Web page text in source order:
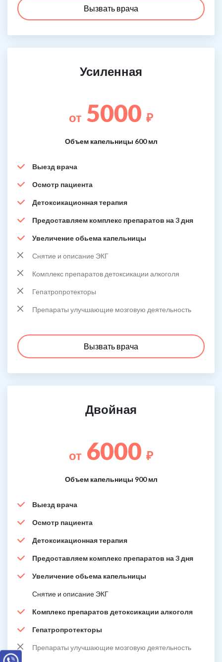
Вызвать врача
Усиленная
от 5000 ₽
Объем капельницы 600 мл
Выезд врача
Осмотр пациента
Детоксикационная терапия
Предоставляем комплекс препаратов на 3 дня
Увеличение обьема капельницы
Снятие и описание ЭКГ
Комплекс препаратов детоксикации алкоголя
Гепатропротекторы
Препараты улучшающие мозговую деятельность
Вызвать врача
Двойная
от 6000 ₽
Объем капельницы 900 мл
Выезд врача
Осмотр пациента
Детоксикационная терапия
Предоставляем комплекс препаратов на 3 дня
Увеличение обьема капельницы
Снятие и описание ЭКГ
Комплекс препаратов детоксикации алкоголя
Гепатропротекторы
Препараты улучшающие мозговую деятельность